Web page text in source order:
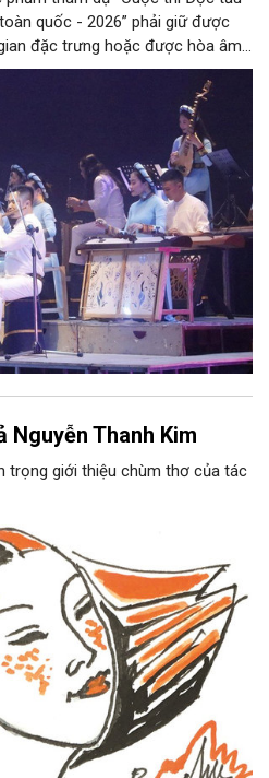
quốc - 2026” phải giữ được
đặc trưng hoặc được hòa âm,
điệu âm nhạc truyền thống Việt
diễn trực tiếp bằng nhạc cụ dân
Nguyễn Thanh Kim
trọng giới thiệu chùm thơ của tác